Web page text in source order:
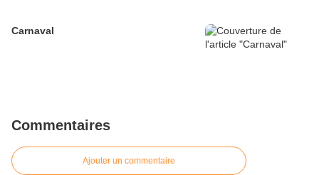
Carnaval
Commentaires
Ajouter un commentaire